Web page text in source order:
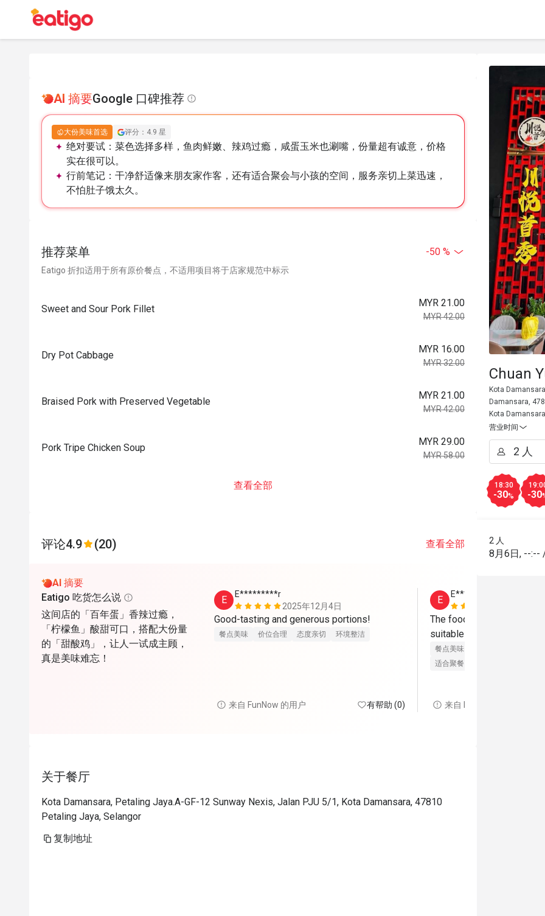
AI 摘要Google 口碑推荐
大份美味首选 评分：4.9 星
绝对要试： 菜色选择多样，鱼肉鲜嫩、辣鸡过瘾，咸蛋玉米也涮嘴，份量超有诚意，价格
实在很可以。
行前笔记： 干净舒适像来朋友家作客，还有适合聚会与小孩的空间，服务亲切上菜迅速，
不怕肚子饿太久。
推荐菜单 -50 %
Eatigo 折扣适用于所有原价餐点，不适用项目将于店家规范中标示
Sweet and Sour Pork Fillet
MYR 21.00
MYR 42.00
Dry Pot Cabbage
MYR 16.00
MYR 32.00
Braised Pork with Preserved Vegetable
MYR 21.00
MYR 42.00
Pork Tripe Chicken Soup
MYR 29.00
MYR 58.00
查看全部
评论4.9 (20) 查看全部
AI 摘要
Eatigo 吃货怎么说
这间店的「百年蛋」香辣过瘾，
「柠檬鱼」酸甜可口，搭配大份量
的「甜酸鸡」，让人一试成主顾，
真是美味难忘！
E
E*********r
2025年12月4日
餐点美味 价位合理 态度亲切 环境整洁
来自 FunNow 的用户 有帮助 (0)
E
E*********r
The food is really delicious
suitable for big group
餐点美味
适合聚餐
来自 FunNow 的用户
关于餐厅
Kota Damansara, Petaling Jaya.A-GF-12 Sunway Nexis, Jalan PJU 5/1, Kota Damansara, 47810
Petaling Jaya, Selangor
复制地址
Chuan
Kota
Damansara,
Kota Damansara
营业时间
18:30
-30% -30
2 人
8月6日, --:--